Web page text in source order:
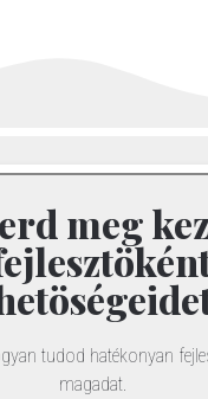
meg
tudod hatékonyan
magadat.